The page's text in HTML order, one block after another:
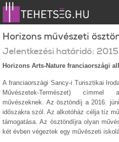
Horizons művészeti
Jelentkezési határidő:
Horizons Arts-Nature franciaországi
A franciaországi Sancy-i Turisztikai
Művészetek-Természet)
művészeknek. Az ösztöndíj a 2016.
időszakra szól. Az alkotóház célja tíz
támogatása. Az ösztöndíjra olyan
két évben végeztek egy művészeti